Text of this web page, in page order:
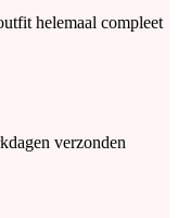
helemaal compleet
verzonden